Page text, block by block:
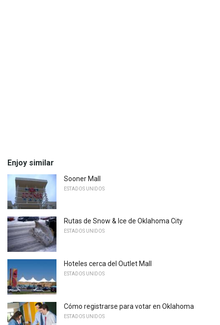
Enjoy similar
Sooner Mall
ESTADOS UNIDOS
Rutas de Snow & Ice de Oklahoma City
ESTADOS UNIDOS
Hoteles cerca del Outlet Mall
ESTADOS UNIDOS
Cómo registrarse para votar en Oklahoma
ESTADOS UNIDOS